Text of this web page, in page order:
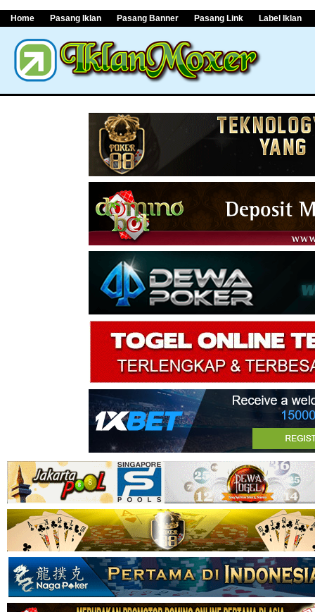
Home Pasang Iklan Pasang Banner Pasang Link Label Iklan